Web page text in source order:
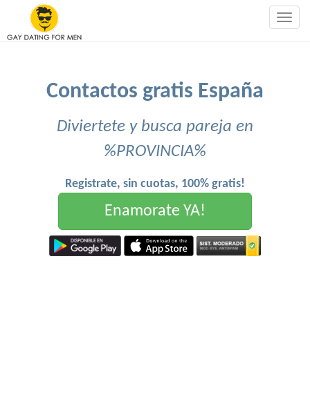
Contactos gratis España
Diviertete y busca pareja en
%PROVINCIA%
Registrate, sin cuotas, 100% gratis!
Enamorate YA!